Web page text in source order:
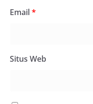
Email*
Situs Web